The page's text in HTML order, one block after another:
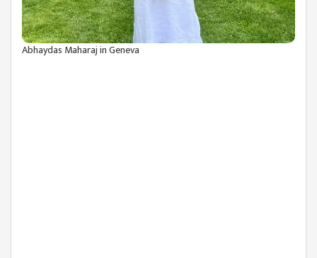
Abhaydas Maharaj in Geneva